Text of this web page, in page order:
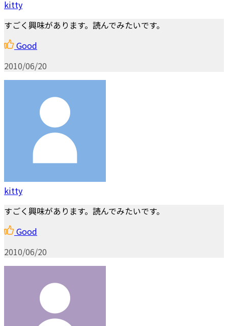
kitty
すごく興味があります。読んでみたいです。
Good
2010/06/20
kitty
すごく興味があります。読んでみたいです。
Good
2010/06/20